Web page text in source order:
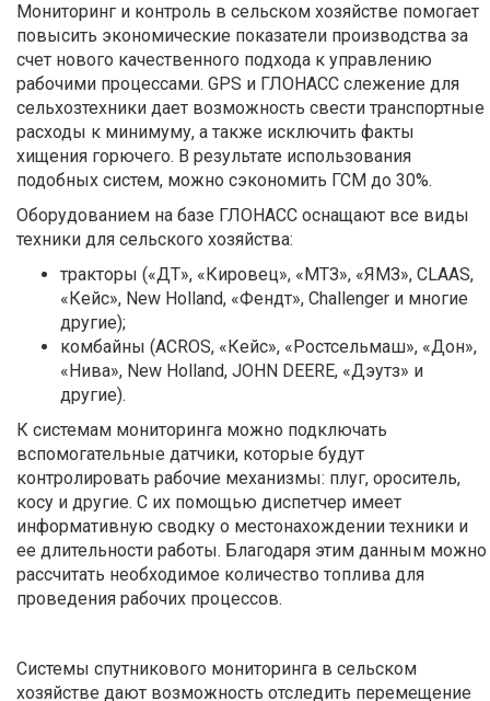
Мониторинг и контроль в сельском хозяйстве помогает
повысить экономические показатели производства за
счет нового качественного подхода к управлению
рабочими процессами. GPS и ГЛОНАСС слежение для
сельхозтехники дает возможность свести транспортные
расходы к минимуму, а также исключить факты
хищения горючего. В результате использования
подобных систем, можно сэкономить ГСМ до 30%.
Оборудованием на базе ГЛОНАСС оснащают все виды
техники для сельского хозяйства:
тракторы («ДТ», «Кировец», «МТЗ», «ЯМЗ», CLAAS,
«Кейс», New Holland, «Фендт», Challenger и многие
другие);
комбайны (ACROS, «Кейс», «Ростсельмаш», «Дон»,
«Нива», New Holland, JOHN DEERE, «Дэутз» и
другие).
К системам мониторинга можно подключать
вспомогательные датчики, которые будут
контролировать рабочие механизмы: плуг, ороситель,
косу и другие. С их помощью диспетчер имеет
информативную сводку о местонахождении техники и
ее длительности работы. Благодаря этим данным можно
рассчитать необходимое количество топлива для
проведения рабочих процессов.
Системы спутникового мониторинга в сельском
хозяйстве дают возможность отследить перемещение